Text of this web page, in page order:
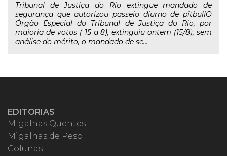
Tribunal de Justiça do Rio extingue mandado de
segurança que autorizou passeio diurno de pitbullO
Órgão Especial do Tribunal de Justiça do Rio, por
maioria de votos ( 15 a 8), extinguiu ontem (15/8), sem
análise do mérito, o mandado de se...
EDITORIAS
Migalhas Quentes
Migalhas de Peso
Colunas